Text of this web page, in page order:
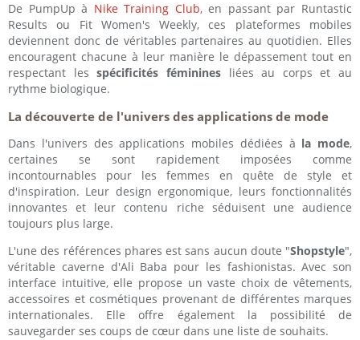
De PumpUp à Nike Training Club, en passant par Runtastic
Results ou Fit Women's Weekly, ces plateformes mobiles
deviennent donc de véritables partenaires au quotidien. Elles
encouragent chacune à leur manière le dépassement tout en
respectant lesspécificités fémininesliées au corps et au
rythme biologique.
La découverte de l'univers des applications de mode
Dans l'univers des applications mobiles dédiées à la mode,
certaines se sont rapidement imposées comme
incontournables pour les femmes en quête de style et
d'inspiration. Leur design ergonomique, leurs fonctionnalités
innovantes et leur contenu riche séduisent une audience
toujours plus large.
L'une des références phares est sans aucun doute "Shopstyle",
véritable caverne d'Ali Baba pour les fashionistas. Avec son
interface intuitive, elle propose un vaste choix de vêtements,
accessoires et cosmétiques provenant de différentes marques
internationales. Elle offre également la possibilité de
sauvegarder ses coups de cœur dans une liste de souhaits.